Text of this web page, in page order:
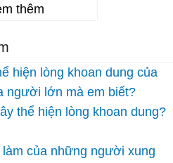
thêm
hiện lòng khoan dung của
người lớn mà em biết?
thể hiện lòng khoan dung?
của những người xung